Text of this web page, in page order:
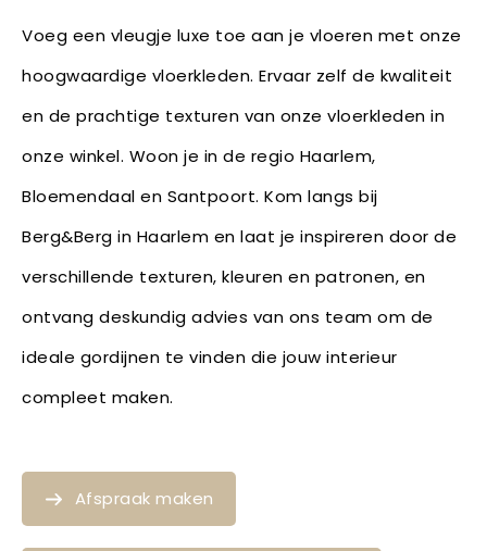
Voeg een vleugje luxe toe aan je vloeren met onze
hoogwaardige vloerkleden. Ervaar zelf de kwaliteit
en de prachtige texturen van onze vloerkleden in
onze winkel. Woon je in de regio Haarlem,
Bloemendaal en Santpoort. Kom langs bij
Berg&Berg in Haarlem en laat je inspireren door de
verschillende texturen, kleuren en patronen, en
ontvang deskundig advies van ons team om de
ideale gordijnen te vinden die jouw interieur
compleet maken.
Afspraak maken